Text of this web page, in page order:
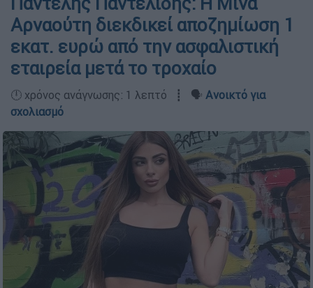
Αρναούτη διεκδικεί αποζημίωση 1
εκατ. ευρώ από την ασφαλιστική
εταιρεία μετά το τροχαίο
🕛 χρόνος ανάγνωσης: 1 λεπτό ┋ 🗣️ Ανοικτό για
σχολιασμό